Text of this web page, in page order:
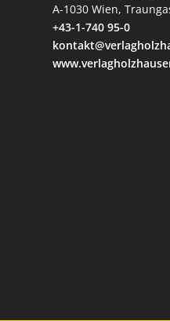
A-1030 Wien,
+43-1-740 95-0